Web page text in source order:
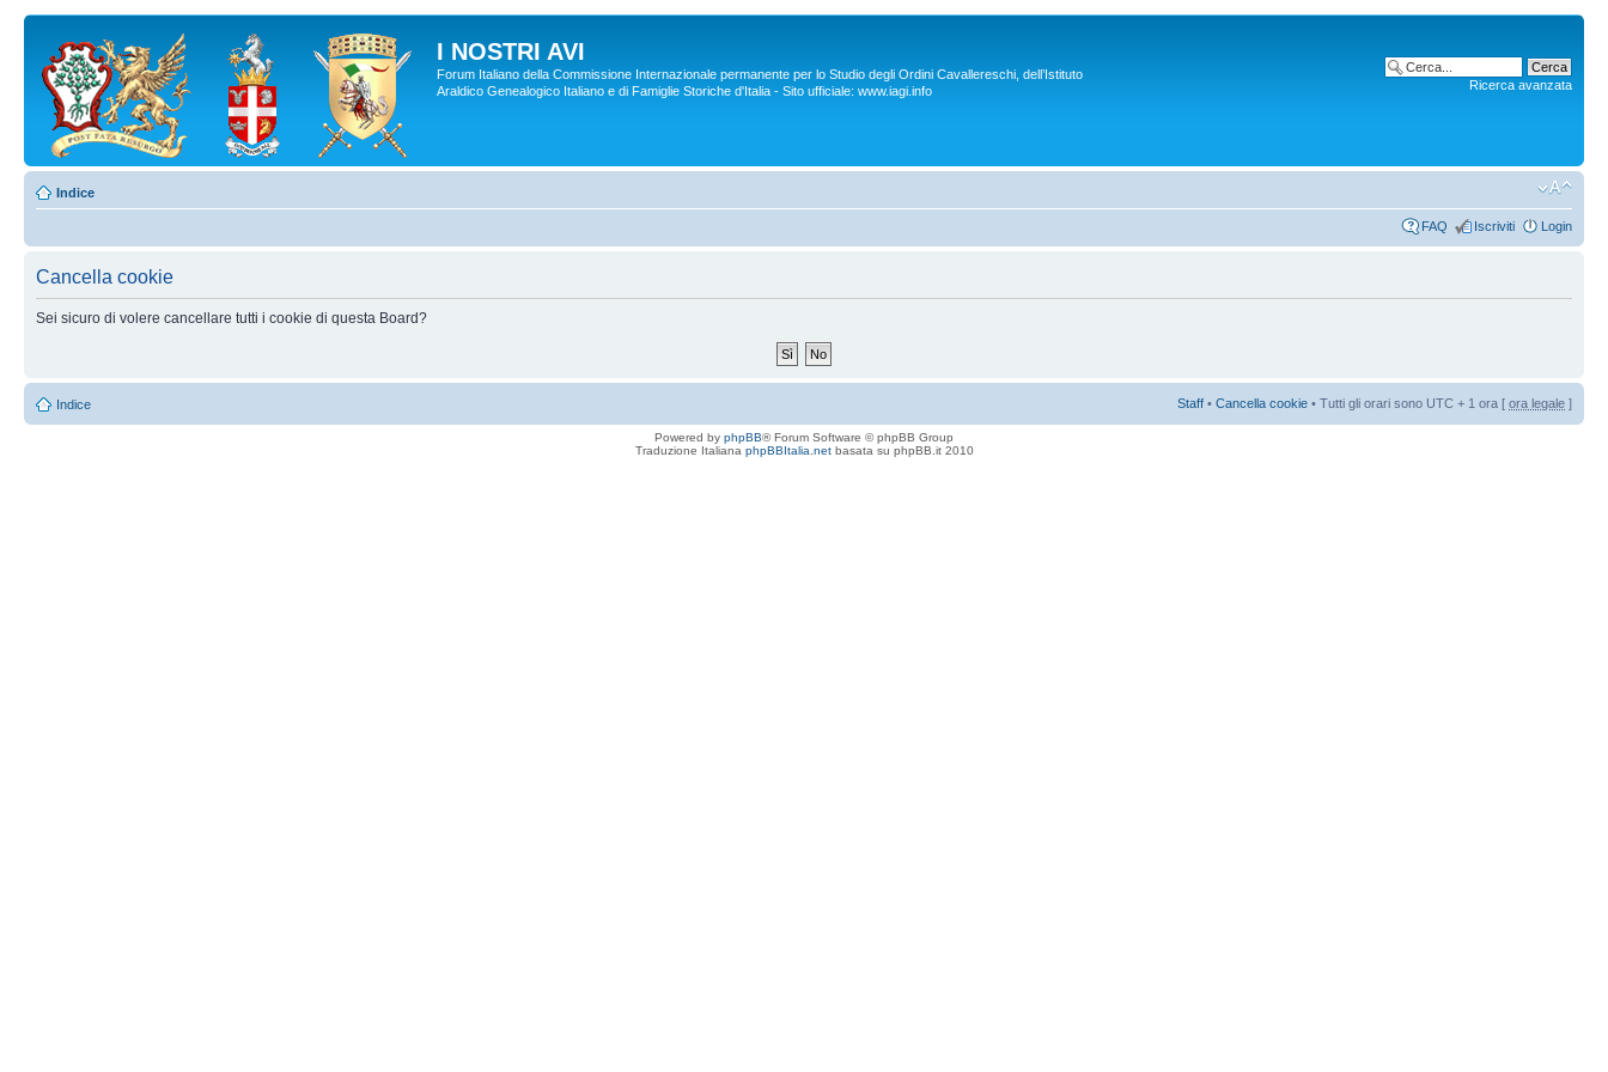
I NOSTRI AVI
Forum Italiano della Commissione Internazionale permanente per lo Studio degli Ordini Cavallereschi, dell’Istituto
Araldico Genealogico Italiano e di Famiglie Storiche d'Italia - Sito ufficiale: www.iagi.info
Ricerca avanzata
Indice
FAQ Iscriviti Login
Cancella cookie
Sei sicuro di volere cancellare tutti i cookie di questa Board?
Indice Staff • Cancella cookie • Tutti gli orari sono UTC + 1 ora [ ora legale ]
Powered by phpBB® Forum Software © phpBB Group
Traduzione Italiana phpBBItalia.netbasata su phpBB.it 2010